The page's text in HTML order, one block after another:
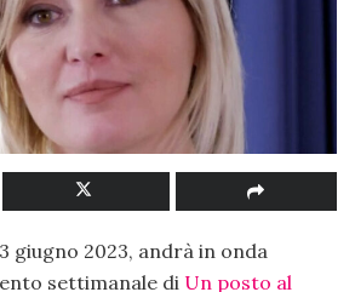
giugno 2023, andrà in onda
settimanale di Un posto al